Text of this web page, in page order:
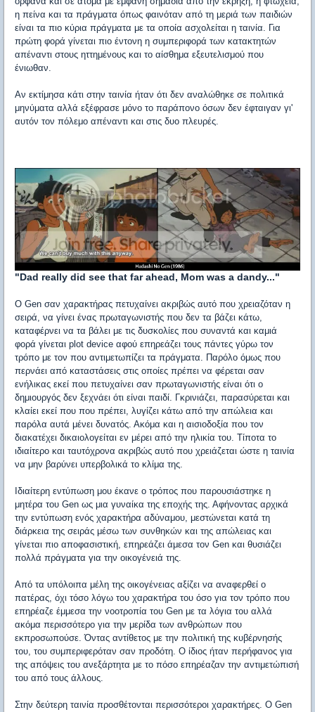
η πείνα και τα πράγματα όπως φαινόταν από τη μεριά των παιδιών
είναι τα πιο κύρια πράγματα με τα οποία ασχολείται η ταινία. Για
πρώτη φορά γίνεται πιο έντονη η συμπεριφορά των κατακτητών
απέναντι στους ηττημένους και το αίσθημα εξευτελισμού που
ένιωθαν.
Αν εκτίμησα κάτι στην ταινία ήταν ότι δεν αναλώθηκε σε πολιτικά
μηνύματα αλλά εξέφρασε μόνο το παράπονο όσων δεν έφταιγαν γι'
αυτόν τον πόλεμο απέναντι και στις δυο πλευρές.
"Dad really did see that far ahead, Mom was a dandy..."
Ο Gen σαν χαρακτήρας πετυχαίνει ακριβώς αυτό που χρειαζόταν η
σειρά, να γίνει ένας πρωταγωνιστής που δεν τα βάζει κάτω,
καταφέρνει να τα βάλει με τις δυσκολίες που συναντά και καμιά
φορά γίνεται plot device αφού επηρεάζει τους πάντες γύρω τον
τρόπο με τον που αντιμετωπίζει τα πράγματα. Παρόλο όμως που
περνάει από καταστάσεις στις οποίες πρέπει να φέρεται σαν
ενήλικας εκεί που πετυχαίνει σαν πρωταγωνιστής είναι ότι ο
δημιουργός δεν ξεχνάει ότι είναι παιδί. Γκρινιάζει, παρασύρεται και
κλαίει εκεί που που πρέπει, λυγίζει κάτω από την απώλεια και
παρόλα αυτά μένει δυνατός. Ακόμα και η αισιοδοξία που τον
διακατέχει δικαιολογείται εν μέρει από την ηλικία του. Τίποτα το
ιδιαίτερο και ταυτόχρονα ακριβώς αυτό που χρειάζεται ώστε η ταινία
να μην βαρύνει υπερβολικά το κλίμα της.
Ιδιαίτερη εντύπωση μου έκανε ο τρόπος που παρουσιάστηκε η
μητέρα του Gen ως μια γυναίκα της εποχής της. Αφήνοντας αρχικά
την εντύπωση ενός χαρακτήρα αδύναμου, μεστώνεται κατά τη
διάρκεια της σειράς μέσω των συνθηκών και της απώλειας και
γίνεται πιο αποφασιστική, επηρεάζει άμεσα τον Gen και θυσιάζει
πολλά πράγματα για την οικογένειά της.
Από τα υπόλοιπα μέλη της οικογένειας αξίζει να αναφερθεί ο
πατέρας, όχι τόσο λόγω του χαρακτήρα του όσο για τον τρόπο που
επηρέαζε έμμεσα την νοοτροπία του Gen με τα λόγια του αλλά
ακόμα περισσότερο για την μερίδα των ανθρώπων που
εκπροσωπούσε. Όντας αντίθετος με την πολιτική της κυβέρνησής
του, του συμπεριφερόταν σαν προδότη. Ο ίδιος ήταν περήφανος για
της απόψεις του ανεξάρτητα με το πόσο επηρέαζαν την αντιμετώπισή
του από τους άλλους.
Στην δεύτερη ταινία προσθέτονται περισσότεροι χαρακτήρες. Ο Gen